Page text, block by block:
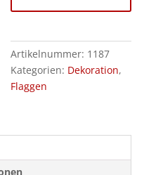
Artikelnummer: 1187
Kategorien: Dekoration,
Flaggen